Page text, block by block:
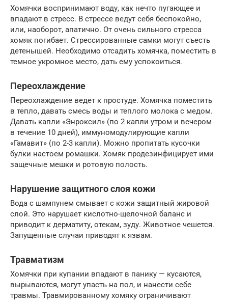
Хомячки воспринимают воду, как нечто пугающее и
впадают в стресс. В стрессе ведут себя беспокойно,
или, наоборот, апатично. От очень сильного стресса
хомяк погибает. Стрессированные самки могут съесть
детенышей. Необходимо отсадить хомячка, поместить в
темное укромное место, дать ему успокоиться.
Переохлаждение
Переохлаждение ведет к простуде. Хомячка поместить
в тепло, давать смесь воды и теплого молока с медом.
Давать капли «Энроксил» (по 2 капли утром и вечером
в течение 10 дней), иммуномодулирующие капли
«Гамавит» (по 2-3 капли). Можно пропитать кусочки
булки настоем ромашки. Хомяк продезинфицирует ими
защечные мешки и ротовую полость.
Нарушение защитного слоя кожи
Вода с шампунем смывает с кожи защитный жировой
слой. Это нарушает кислотно-щелочной баланс и
приводит к дерматиту, отекам, зуду. Животное чешется.
Запущенные случаи приводят к язвам.
Травматизм
Хомячки при купании впадают в панику — кусаются,
вырываются, могут упасть на пол, и нанести себе
травмы. Травмированному хомяку ограничивают